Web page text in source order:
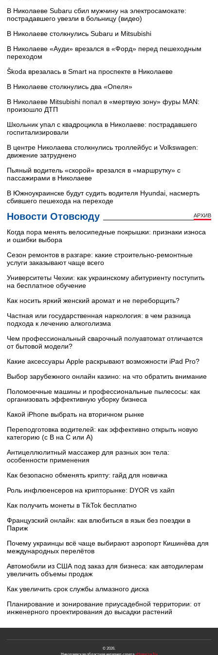
В Николаеве Subaru сбил мужчину на электросамокате:
пострадавшего увезли в больницу (видео)
В Николаеве столкнулись Subaru и Mitsubishi
В Николаеве «Ауди» врезался в «Форд» перед пешеходным
переходом
Škoda врезалась в Smart на проспекте в Николаеве
В Николаеве столкнулись два «Опеля»
В Николаеве Mitsubishi попал в «мертвую зону» фуры MAN:
произошло ДТП
Школьник упал с квадроцикла в Николаеве: пострадавшего
госпитализировали
В центре Николаева столкнулись троллейбус и Volkswagen:
движение затруднено
Пьяный водитель «скорой» врезался в «маршрутку» с
пассажирами в Николаеве
В Южноукраинске будут судить водителя Hyundai, насмерть
сбившего пешехода на переходе
Новости Отовсюду АРХИВ
Когда пора менять велосипедные покрышки: признаки износа
и ошибки выбора
Сезон ремонтов в разгаре: какие строительно-ремонтные
услуги заказывают чаще всего
Университеты Чехии: как украинскому абитуриенту поступить
на бесплатное обучение
Как носить яркий женский аромат и не переборщить?
Частная или государственная наркология: в чем разница
подхода к лечению алкоголизма
Чем профессиональный сварочный полуавтомат отличается
от бытовой модели?
Какие аксессуары Apple раскрывают возможности iPad Pro?
Выбор зарубежного онлайн казино: на что обратить внимание
Поломоечные машины и профессиональные пылесосы: как
организовать эффективную уборку бизнеса
Какой iPhone выбрать на вторичном рынке
Переподготовка водителей: как эффективно открыть новую
категорию (с B на C или А)
Антицеллюлитный массажер для разных зон тела:
особенности применения
Как безопасно обменять крипту: гайд для новичка
Роль инфлюенсеров на крипторынке: DYOR vs хайп
Как получить монеты в TikTok бесплатно
Французский онлайн: как влюбиться в язык без поездки в
Париж
Почему украинцы всё чаще выбирают аэропорт Кишинёва для
международных перелётов
Автомобили из США под заказ для бизнеса: как автодилерам
увеличить объемы продаж
Как увеличить срок службы алмазного диска
Планирование и зонирование приусадебной территории: от
инженерного проектирования до высадки растений
© 2026.